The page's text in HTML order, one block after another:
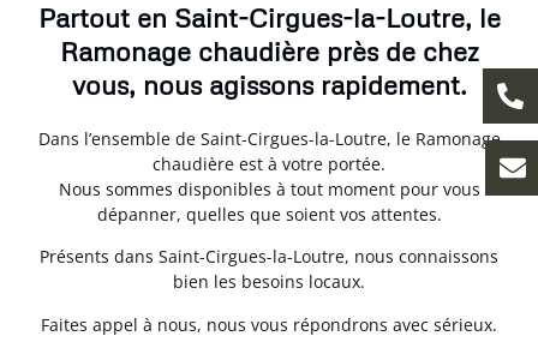
Partout en Saint-Cirgues-la-Loutre, le
Ramonage chaudière près de chez
vous, nous agissons rapidement.
Dans l’ensemble de Saint-Cirgues-la-Loutre, le Ramonage
chaudière est à votre portée.
Nous sommes disponibles à tout moment pour vous
dépanner, quelles que soient vos attentes.
Présents dans Saint-Cirgues-la-Loutre, nous connaissons
bien les besoins locaux.
Faites appel à nous, nous vous répondrons avec sérieux.